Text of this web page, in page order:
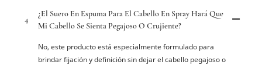
4
¿El Suero En Espuma Para El Cabello En Spray Hará Que
Mi Cabello Se Sienta Pegajoso O Crujiente?
No, este producto está especialmente formulado para
brindar fijación y definición sin dejar el cabello pegajoso o